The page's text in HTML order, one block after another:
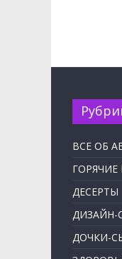
ВСЕ ОБ
ДЕСЕРТЫ
ДИЗАЙН-
ДОЧКИ-